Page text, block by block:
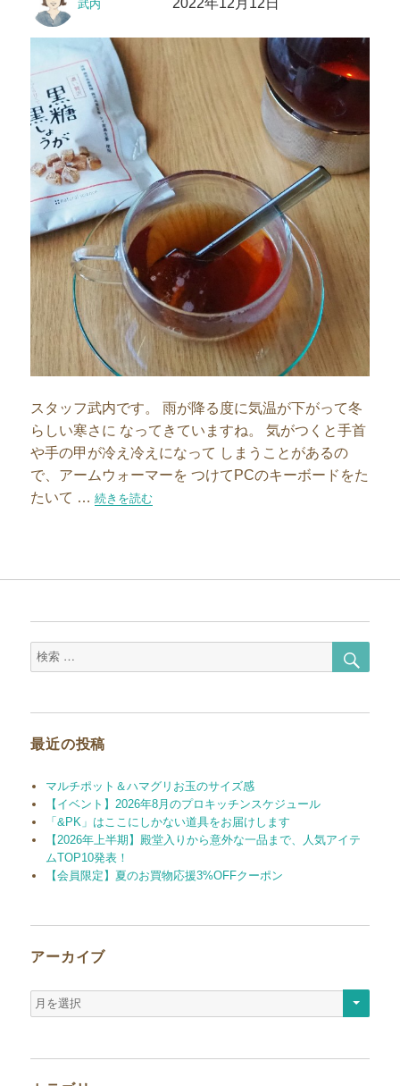
稿
武内 2022年12月12日
スタッフ武内です。 雨が降る度に気温が下がって冬
らしい寒さに なってきていますね。 気がつくと手首
や手の甲が冷え冷えになって しまうことがあるの
で、アームウォーマーを つけてPCのキーボードをた
たいて …“【スタッフブログ】温活に欠かせない黒糖しょうが紅茶”
続きを読む
検
索
最近の投稿
マルチポット＆ハマグリお玉のサイズ感
【イベント】2026年8月のプロキッチンスケジュール
「&PK」はここにしかない道具をお届けします
【2026年上半期】殿堂入りから意外な一品まで、人気アイテ
ムTOP10発表！
【会員限定】夏のお買物応援3%OFFクーポン
アーカイブ
ア
ー